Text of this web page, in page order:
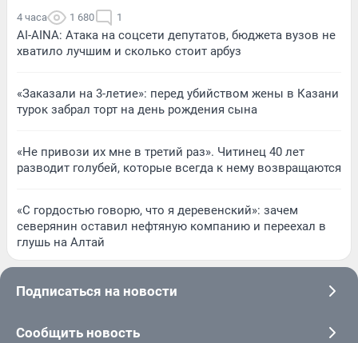
4 часа 1 680 1
AI-AINA: Атака на соцсети депутатов, бюджета вузов не
хватило лучшим и сколько стоит арбуз
«Заказали на 3-летие»: перед убийством жены в Казани
турок забрал торт на день рождения сына
«Не привози их мне в третий раз». Читинец 40 лет
разводит голубей, которые всегда к нему возвращаются
«С гордостью говорю, что я деревенский»: зачем
северянин оставил нефтяную компанию и переехал в
глушь на Алтай
Подписаться на новости
Сообщить новость